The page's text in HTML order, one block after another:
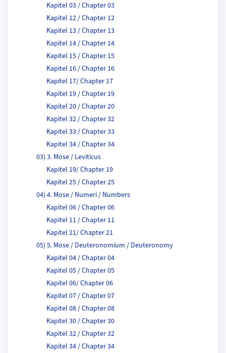
Kapitel 03 / Chapter 03
Kapitel 12 / Chapter 12
Kapitel 13 / Chapter 13
Kapitel 14 / Chapter 14
Kapitel 15 / Chapter 15
Kapitel 16 / Chapter 16
Kapitel 17/ Chapter 17
Kapitel 19 / Chapter 19
Kapitel 20 / Chapter 20
Kapitel 32 / Chapter 32
Kapitel 33 / Chapter 33
Kapitel 34 / Chapter 34
03) 3. Mose / Leviticus
Kapitel 19/ Chapter 19
Kapitel 25 / Chapter 25
04) 4. Mose / Numeri / Numbers
Kapitel 06 / Chapter 06
Kapitel 11 / Chapter 11
Kapitel 21/ Chapter 21
05) 5. Mose / Deuteronomium / Deuteronomy
Kapitel 04 / Chapter 04
Kapitel 05 / Chapter 05
Kapitel 06/ Chapter 06
Kapitel 07 / Chapter 07
Kapitel 08 / Chapter 08
Kapitel 30 / Chapter 30
Kapitel 32 / Chapter 32
Kapitel 34 / Chapter 34